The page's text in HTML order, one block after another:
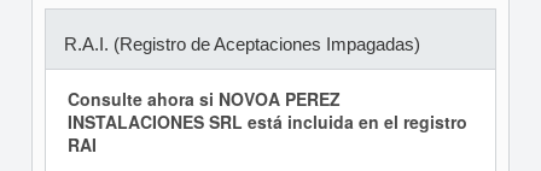
R.A.I. (Registro de Aceptaciones Impagadas)
Consulte ahora si NOVOA PEREZ
INSTALACIONES SRL está incluida en el registro
RAI